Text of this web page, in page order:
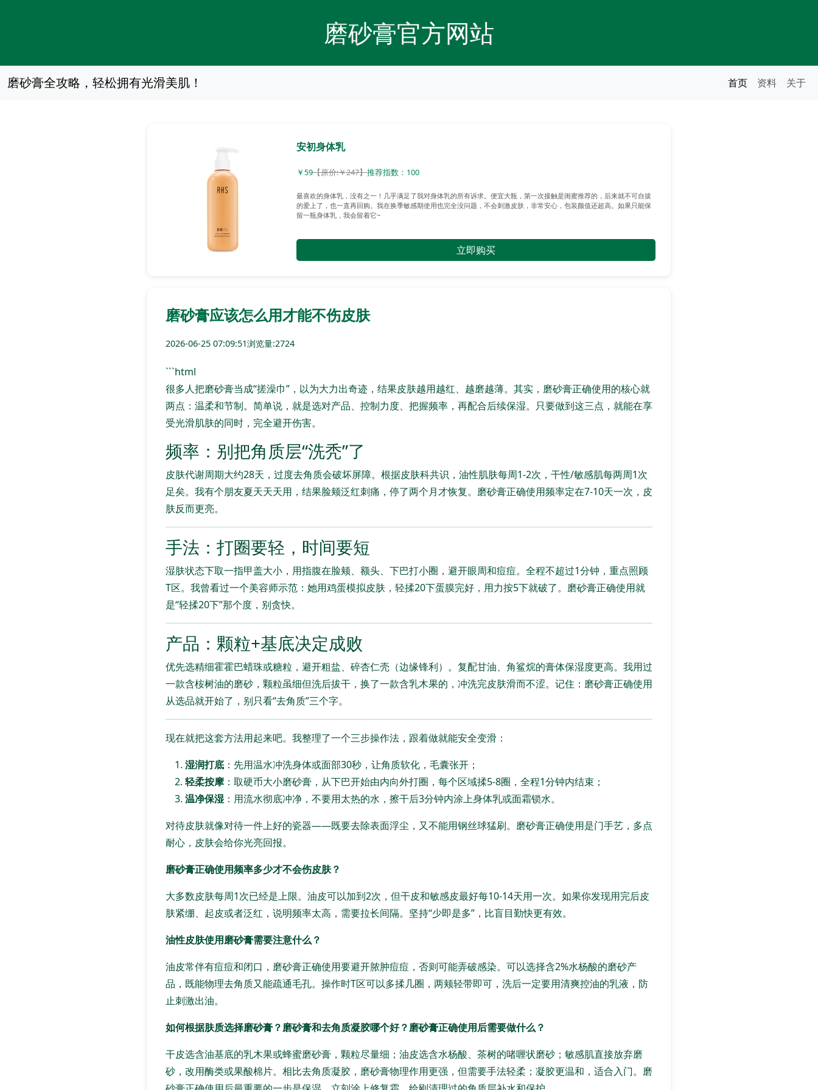
磨砂膏官方网站
磨砂膏全攻略，轻松拥有光滑美肌！ 首页 资料 关于
安初身体乳
￥59【原价:￥247】推荐指数：100
最喜欢的身体乳，没有之一！几乎满足了我对身体乳的所有诉求。便宜大瓶，第一次接触是闺蜜推荐的，后来就不可自拔
的爱上了，也一直再回购。我在换季敏感期使用也完全没问题，不会刺激皮肤，非常安心，包装颜值还超高。如果只能保
留一瓶身体乳，我会留着它~
立即购买
磨砂膏应该怎么用才能不伤皮肤
2026-06-25 07:09:51浏览量:2724
```html
很多人把磨砂膏当成“搓澡巾”，以为大力出奇迹，结果皮肤越用越红、越磨越薄。其实，磨砂膏正确使用的核心就
两点：温柔和节制。简单说，就是选对产品、控制力度、把握频率，再配合后续保湿。只要做到这三点，就能在享
受光滑肌肤的同时，完全避开伤害。
频率：别把角质层“洗秃”了
皮肤代谢周期大约28天，过度去角质会破坏屏障。根据皮肤科共识，油性肌肤每周1-2次，干性/敏感肌每两周1次
足矣。我有个朋友夏天天天用，结果脸颊泛红刺痛，停了两个月才恢复。磨砂膏正确使用频率定在7-10天一次，皮
肤反而更亮。
手法：打圈要轻，时间要短
湿肤状态下取一指甲盖大小，用指腹在脸颊、额头、下巴打小圈，避开眼周和痘痘。全程不超过1分钟，重点照顾
T区。我曾看过一个美容师示范：她用鸡蛋模拟皮肤，轻揉20下蛋膜完好，用力按5下就破了。磨砂膏正确使用就
是“轻揉20下”那个度，别贪快。
产品：颗粒+基底决定成败
优先选精细霍霍巴蜡珠或糖粒，避开粗盐、碎杏仁壳（边缘锋利）。复配甘油、角鲨烷的膏体保湿度更高。我用过
一款含桉树油的磨砂，颗粒虽细但洗后拔干，换了一款含乳木果的，冲洗完皮肤滑而不涩。记住：磨砂膏正确使用
从选品就开始了，别只看“去角质”三个字。
现在就把这套方法用起来吧。我整理了一个三步操作法，跟着做就能安全变滑：
湿润打底 ：先用温水冲洗身体或面部30秒，让角质软化，毛囊张开；
轻柔按摩 ：取硬币大小磨砂膏，从下巴开始由内向外打圈，每个区域揉5-8圈，全程1分钟内结束；
温净保湿 ：用流水彻底冲净，不要用太热的水，擦干后3分钟内涂上身体乳或面霜锁水。
对待皮肤就像对待一件上好的瓷器——既要去除表面浮尘，又不能用钢丝球猛刷。磨砂膏正确使用是门手艺，多点
耐心，皮肤会给你光亮回报。
磨砂膏正确使用频率多少才不会伤皮肤？
大多数皮肤每周1次已经是上限。油皮可以加到2次，但干皮和敏感皮最好每10-14天用一次。如果你发现用完后皮
肤紧绷、起皮或者泛红，说明频率太高，需要拉长间隔。坚持“少即是多”，比盲目勤快更有效。
油性皮肤使用磨砂膏需要注意什么？
油皮常伴有痘痘和闭口，磨砂膏正确使用要避开脓肿痘痘，否则可能弄破感染。可以选择含2%水杨酸的磨砂产
品，既能物理去角质又能疏通毛孔。操作时T区可以多揉几圈，两颊轻带即可，洗后一定要用清爽控油的乳液，防
止刺激出油。
如何根据肤质选择磨砂膏？磨砂膏和去角质凝胶哪个好？磨砂膏正确使用后需要做什么？
干皮选含油基底的乳木果或蜂蜜磨砂膏，颗粒尽量细；油皮选含水杨酸、茶树的啫喱状磨砂；敏感肌直接放弃磨
砂，改用酶类或果酸棉片。相比去角质凝胶，磨砂膏物理作用更强，但需要手法轻柔；凝胶更温和，适合入门。磨